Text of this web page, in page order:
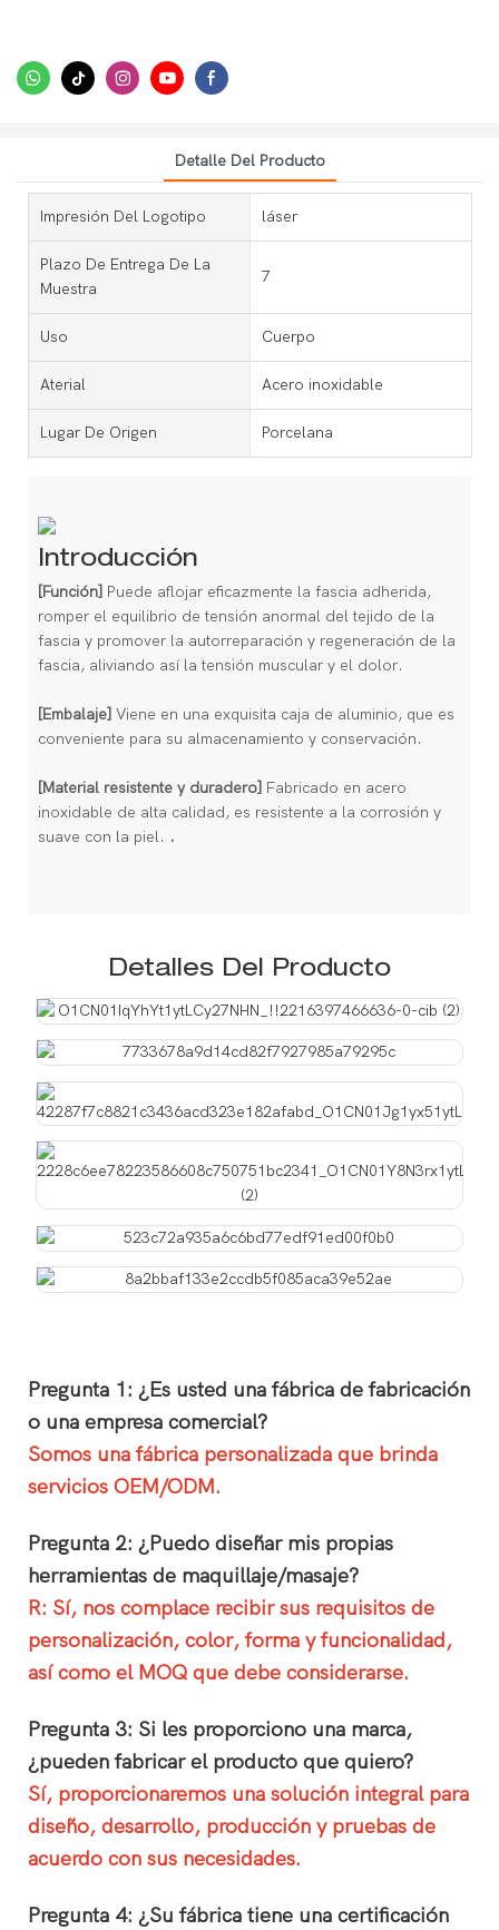
Detalle Del Producto
Impresión Del Logotipo láser
Plazo De Entrega De La
Muestra
7
Uso Cuerpo
Aterial Acero inoxidable
Lugar De Origen Porcelana
Introducción
[Función] Puede aflojar eficazmente la fascia adherida,
romper el equilibrio de tensión anormal del tejido de la
fascia y promover la autorreparación y regeneración de la
fascia, aliviando así la tensión muscular y el dolor.
[Embalaje] Viene en una exquisita caja de aluminio, que es
conveniente para su almacenamiento y conservación.
[Material resistente y duradero] Fabricado en acero
inoxidable de alta calidad, es resistente a la corrosión y
suave con la piel. .
Detalles Del Producto
Pregunta 1: ¿Es usted una fábrica de fabricación
o una empresa comercial?
Somos una fábrica personalizada que brinda
servicios OEM/ODM.
Pregunta 2: ¿Puedo diseñar mis propias
herramientas de maquillaje/masaje?
R: Sí, nos complace recibir sus requisitos de
personalización, color, forma y funcionalidad,
así como el MOQ que debe considerarse.
Pregunta 3: Si les proporciono una marca,
¿pueden fabricar el producto que quiero?
Sí, proporcionaremos una solución integral para
diseño, desarrollo, producción y pruebas de
acuerdo con sus necesidades.
Pregunta 4: ¿Su fábrica tiene una certificación